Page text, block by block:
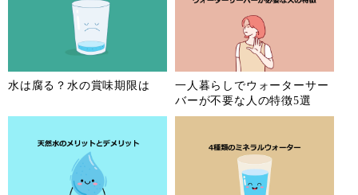
水は腐る？水の賞味期限は
一人暮らしでウォーターサー
バーが不要な人の特徴5選